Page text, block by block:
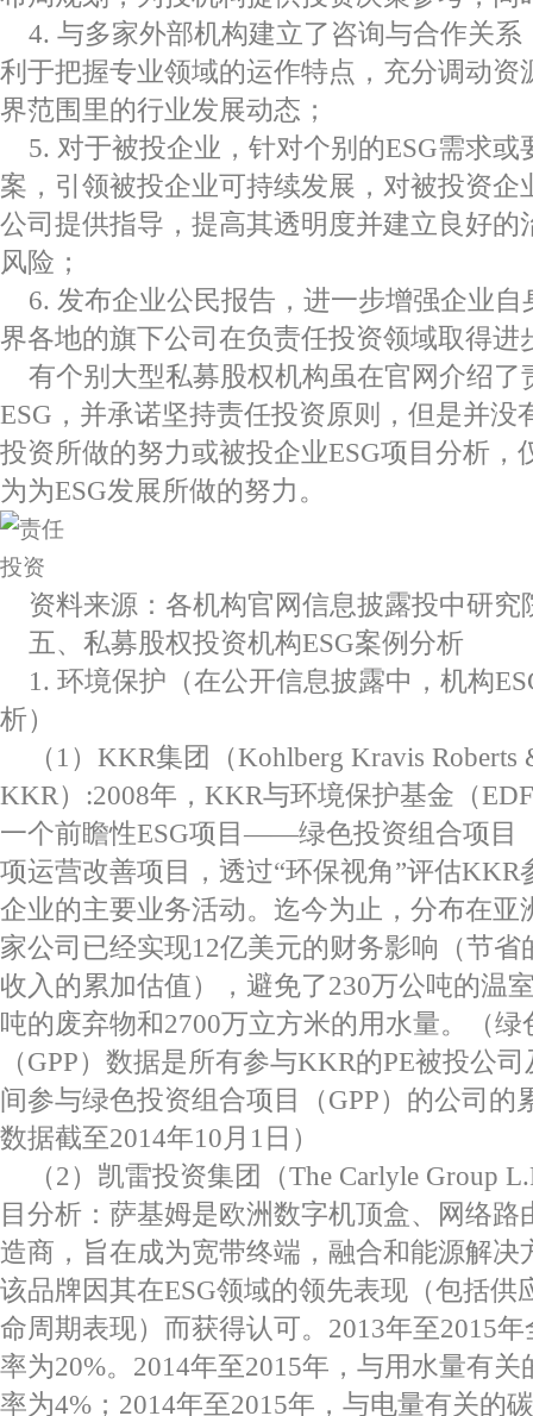
4. 与多家外部机构建立了咨询与合作关
利于把握专业领域的运作特点，充分调动资
界范围里的行业发展动态；
5. 对于被投企业，针对个别的ESG需求或
案，引领被投企业可持续发展，对被投资企
公司提供指导，提高其透明度并建立良好的
风险；
6. 发布企业公民报告，进一步增强企业
界各地的旗下公司在负责任投资领域取得进
有个别大型私募股权机构虽在官网介绍了
ESG，并承诺坚持责任投资原则，但是并没
投资所做的努力或被投企业ESG项目分析，
为为ESG发展所做的努力。
资料来源：各机构官网信息披露投中研究
五、私募股权投资机构ESG案例分析
1. 环境保护（在公开信息披露中，机构
析）
（1）KKR集团（Kohlberg Kravis Roberts
KKR）:2008年，KKR与环境保护基金（
一个前瞻性ESG项目——绿色投资组合项目
项运营改善项目，透过“环保视角”评估KKR
企业的主要业务活动。迄今为止，分布在亚
家公司已经实现12亿美元的财务影响（节省
收入的累加估值），避免了230万公吨的温
吨的废弃物和2700万立方米的用水量。（
（GPP）数据是所有参与KKR的PE被投公
间参与绿色投资组合项目（GPP）的公司的
数据截至2014年10月1日）
（2）凯雷投资集团（The Carlyle Group
目分析：萨基姆是欧洲数字机顶盒、网络路
造商，旨在成为宽带终端，融合和能源解决
该品牌因其在ESG领域的领先表现（包括供
命周期表现）而获得认可。2013年至2015
率为20%。2014年至2015年，与用水量有
率为4%；2014年至2015年，与电量有关的